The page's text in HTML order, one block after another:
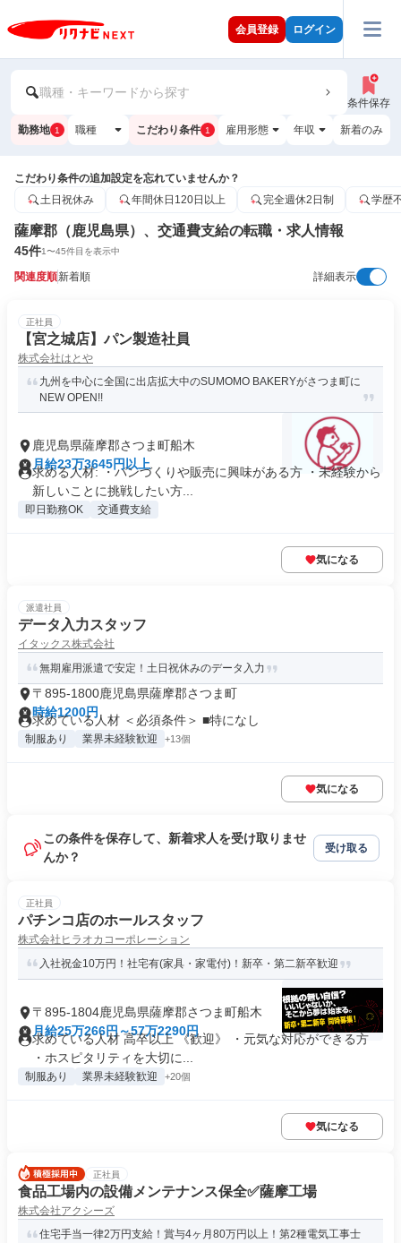
会員登録 ログイン
職種・キーワードから探す
条件保存
勤務地 1 職種 こだわり条件 1 雇用形態 年収 新着のみ
こだわり条件の追加設定を忘れていませんか？
土日祝休み
年間休日120日以上 完全週休2日制 学歴
薩摩郡（鹿児島県）、交通費支給の転職・求人情報
45件1〜45件目を表示中
関連度順新着順 詳細表示
正社員
【宮之城店】パン製造社員
株式会社はとや
九州を中心に全国に出店拡大中のSUMOMO BAKERYがさつま町に
NEW OPEN!!
鹿児島県薩摩郡さつま町船木
月給23万3645円以上
求める人材: ・パンづくりや販売に興味がある方 ・未経験から
新しいことに挑戦したい方...
即日勤務OK 交通費支給
気になる
派遣社員
データ入力スタッフ
イタックス株式会社
無期雇用派遣で安定！土日祝休みのデータ入力
〒895-1800鹿児島県薩摩郡さつま町
時給1200円
求めている人材 ＜必須条件＞ ■特になし
制服あり 業界未経験歓迎 +13個
気になる
この条件を保存して、新着求人を受け取りませ
んか？
受け取る
正社員
パチンコ店のホールスタッフ
株式会社ヒラオカコーポレーション
入社祝金10万円！社宅有(家具・家電付)！新卒・第二新卒歓迎
〒895-1804鹿児島県薩摩郡さつま町船木
月給25万266円～57万2290円
求めている人材 高卒以上 《歓迎》 ・元気な対応ができる方
・ホスピタリティを大切に...
制服あり 業界未経験歓迎 +20個
気になる
正社員
食品工場内の設備メンテナンス保全✅薩摩工場
株式会社アクシーズ
住宅手当一律2万円支給！賞与4ヶ月80万円以上！第2種電気工事士